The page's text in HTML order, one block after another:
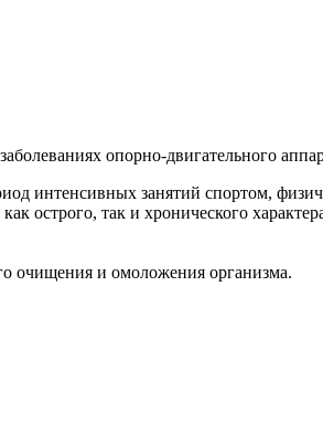
опорно-двигательного
интенсивных занятий спортом,
острого, так и хронического
очищения и омоложения организма.